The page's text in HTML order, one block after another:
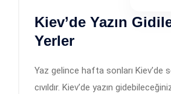
Kiev’de Yazın
Yerler
Yaz gelince hafta sonları Kiev’de
cıvıldır. Kiev’de yazın